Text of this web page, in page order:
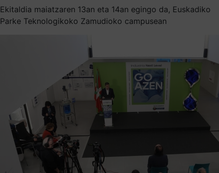
Ekitaldia maiatzaren 13an eta 14an egingo da, Euskadiko
Parke Teknologikoko Zamudioko campusean